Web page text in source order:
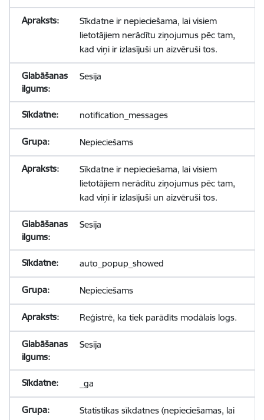
Sīkdatne ir nepieciešama, lai visiem
lietotājiem nerādītu ziņojumus pēc tam,
kad viņi ir izlasījuši un aizvēruši tos.
Sesija
notification_messages
Nepieciešams
Sīkdatne ir nepieciešama, lai visiem
lietotājiem nerādītu ziņojumus pēc tam,
kad viņi ir izlasījuši un aizvēruši tos.
Sesija
auto_popup_showed
Nepieciešams
Reģistrē, ka tiek parādīts modālais logs.
Sesija
_ga
Statistikas sīkdatnes (nepieciešamas, lai